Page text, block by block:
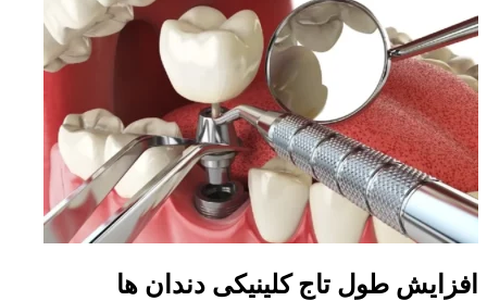
افزایش طول تاج کلینیکی دندان ها